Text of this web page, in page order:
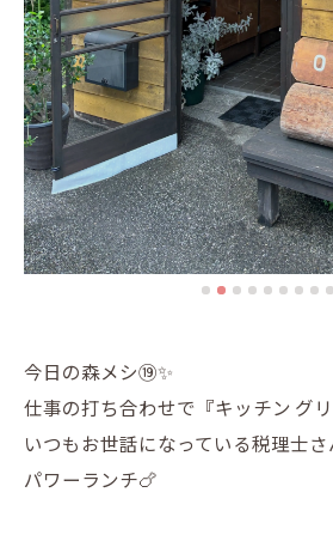
今日の森メシ⑲✨
仕事の打ち合わせで『キッチン グ
いつもお世話になっている税理士
パワーランチ🍗